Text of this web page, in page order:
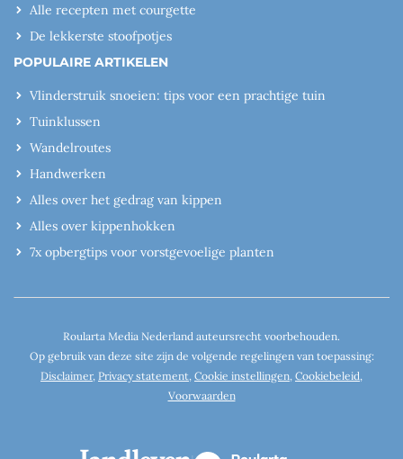
Alle recepten met courgette
De lekkerste stoofpotjes
POPULAIRE ARTIKELEN
Vlinderstruik snoeien: tips voor een prachtige tuin
Tuinklussen
Wandelroutes
Handwerken
Alles over het gedrag van kippen
Alles over kippenhokken
7x opbergtips voor vorstgevoelige planten
Roularta Media Nederland auteursrecht voorbehouden.
Op gebruik van deze site zijn de volgende regelingen van toepassing:
Disclaimer, Privacy statement Cookie instellingen Cookiebeleid
Voorwaarden